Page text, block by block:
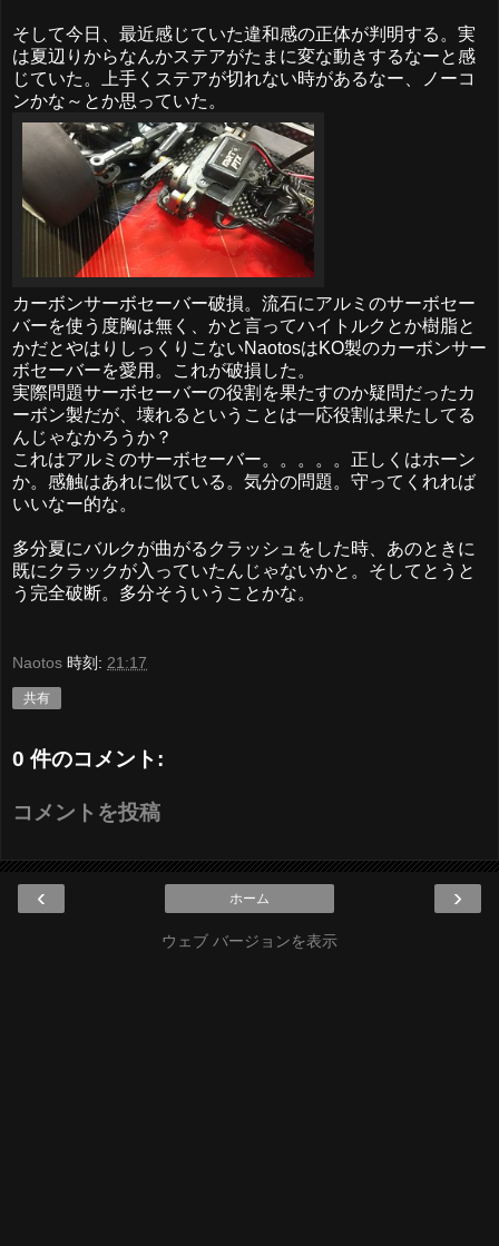
そして今日、最近感じていた違和感の正体が判明する。実
は夏辺りからなんかステアがたまに変な動きするなーと感
じていた。上手くステアが切れない時があるなー、ノーコ
ンかな～とか思っていた。
カーボンサーボセーバー破損。流石にアルミのサーボセー
バーを使う度胸は無く、かと言ってハイトルクとか樹脂と
かだとやはりしっくりこないNaotosはKO製のカーボンサー
ボセーバーを愛用。これが破損した。
実際問題サーボセーバーの役割を果たすのか疑問だったカ
ーボン製だが、壊れるということは一応役割は果たしてる
んじゃなかろうか？
これはアルミのサーボセーバー。。。。。正しくはホーン
か。感触はあれに似ている。気分の問題。守ってくれれば
いいなー的な。
多分夏にバルクが曲がるクラッシュをした時、あのときに
既にクラックが入っていたんじゃないかと。そしてとうと
う完全破断。多分そういうことかな。
Naotos 時刻: 21:17
共有
0 件のコメント:
コメントを投稿
‹ ›
ホーム
ウェブ バージョンを表示